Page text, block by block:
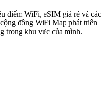
điểm WiFi, eSIM giá rẻ và các
đồng WiFi Map phát triển
trong khu vực của mình.